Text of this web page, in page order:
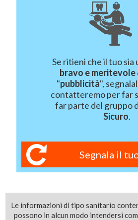
Se ritieni che il tuo sia
bravo e meritevole
"pubblicità",
contatteremo per far
far parte del gruppo
Sicuro.
Segnala il
Le informazioni di tipo sanitario
possono in alcun modo intendersi